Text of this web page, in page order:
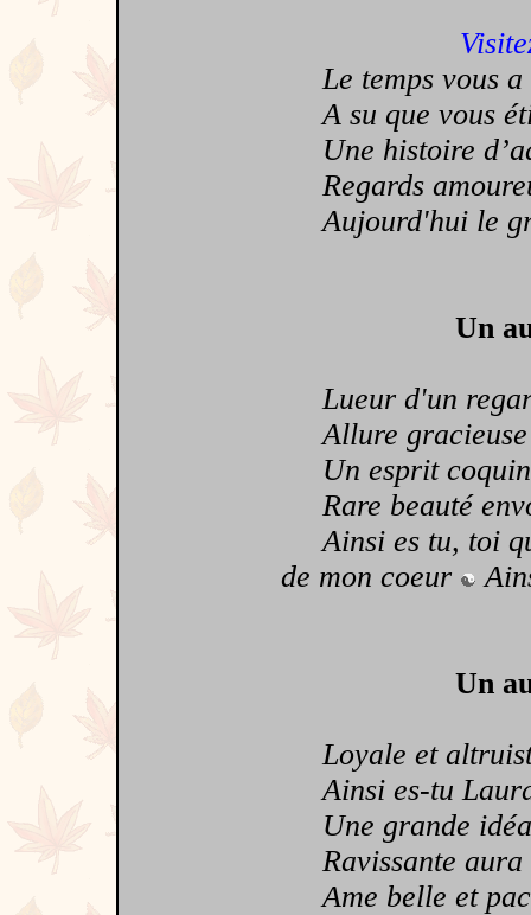
Le temps vous a
A su que vous
Une histoire
Regards
Aujourd'hui le
Un
Lueur d'un
Allure gracieuse
Un esprit coquin
Rare beauté
Ainsi es tu, toi
de mon coeur
Un
Loyale et
Ainsi es-tu
Une grande
Ravissante aura
Ame belle et